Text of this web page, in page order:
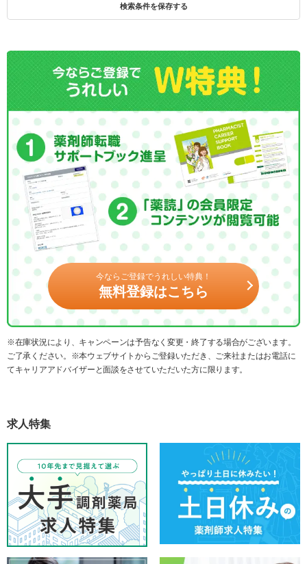
検索条件を保存する
今ならご登録でうれしい特典！
無料登録はこちら
※在庫状況により、キャンペーンは予告なく変更・終了する場合がございます。
ご了承ください。※本ウェブサイトからご登録いただき、ご来社またはお電話に
てキャリアアドバイザーと面談をさせていただいた方に限ります。
求人特集